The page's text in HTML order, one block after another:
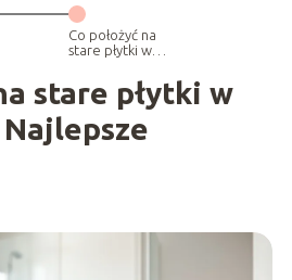
Co położyć na
stare płytki w
rozwiązania
stare płytki w
Najlepsze